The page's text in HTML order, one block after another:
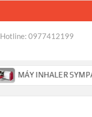
Hotline: 0977412199
MÁY INHALER